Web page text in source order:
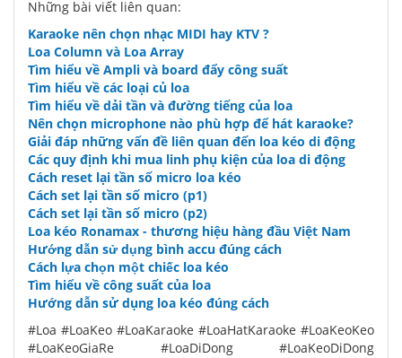
Những bài viết liên quan:
Karaoke nên chọn nhạc MIDI hay KTV ?
Loa Column và Loa Array
Tìm hiểu về Ampli và board đẩy công suất
Tìm hiểu về các loại củ loa
Tìm hiểu về dải tần và đường tiếng của loa
Nên chọn microphone nào phù hợp để hát karaoke?
Giải đáp những vấn đề liên quan đến loa kéo di động
Các quy định khi mua linh phụ kiện của loa di động
Cách reset lại tần số micro loa kéo
Cách set lại tần số micro (p1)
Cách set lại tần số micro (p2)
Loa kéo Ronamax - thương hiệu hàng đầu Việt Nam
Hướng dẫn sử dụng bình accu đúng cách
Cách lựa chọn một chiếc loa kéo
Tìm hiểu về công suất của loa
Hướng dẫn sử dụng loa kéo đúng cách
#Loa #LoaKeo #LoaKaraoke #LoaHatKaraoke #LoaKeoKeo
#LoaKeoGiaRe #LoaDiDong #LoaKeoDiDong